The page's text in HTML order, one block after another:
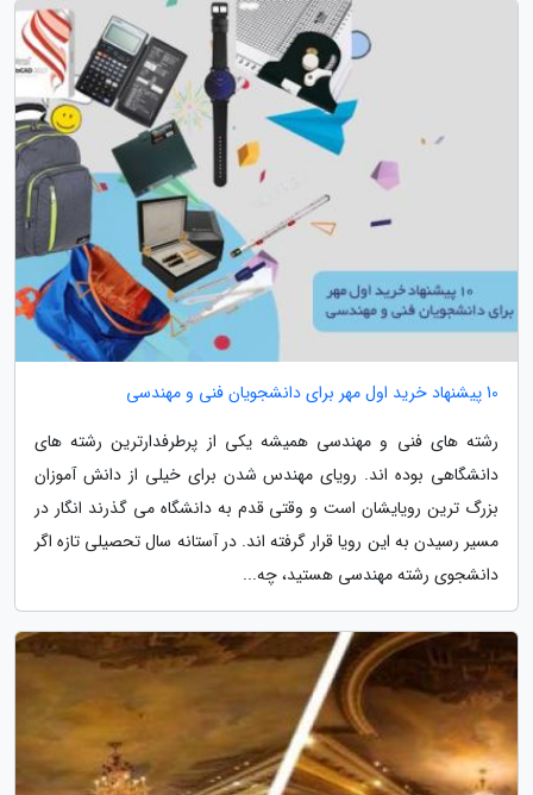
10 پیشنهاد خرید اول مهر برای دانشجویان فنی و مهندسی
رشته های فنی و مهندسی همیشه یکی از پرطرفدارترین رشته های
دانشگاهی بوده اند. رویای مهندس شدن برای خیلی از دانش آموزان
بزرگ ترین رویایشان است و وقتی قدم به دانشگاه می گذرند انگار در
مسیر رسیدن به این رویا قرار گرفته اند. در آستانه سال تحصیلی تازه اگر
دانشجوی رشته مهندسی هستید، چه...